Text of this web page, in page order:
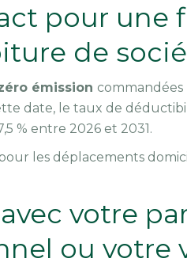
pour une
de
émission commandées
date, le taux de
% entre 2026 et 2031.
les déplacements
votre
ou votre